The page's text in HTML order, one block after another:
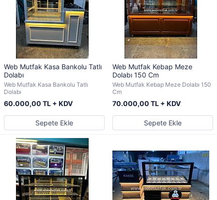
Web Mutfak Kasa Bankolu Tatlı
Dolabı
Web Mutfak Kasa Bankolu Tatlı
Dolabı
60.000,00 TL + KDV
Sepete Ekle
Web Mutfak Kebap Meze
Dolabı 150 Cm
Web Mutfak Kebap Meze Dolabı 150
Cm
70.000,00 TL + KDV
Sepete Ekle